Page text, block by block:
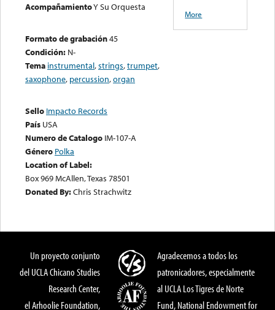
AcompañamientoY Su Orquesta
Formato de grabación45
Condición: N-
Tema instrumental,strings,trumpet,
saxophone, percussion,organ
Sello Impacto Records
País USA
Numero de Catalogo IM-107-A
Género Polka
Location of Label:
Box 969 McAllen, Texas 78501
Donated By:Chris Strachwitz
More
Un proyecto conjunto
del UCLA Chicano Studies
Research Center,
el Arhoolie Foundation,
Agradecemos a todos los
patronicadores, especialmente
al UCLA Los Tigres de Norte
Fund, National Endowment for